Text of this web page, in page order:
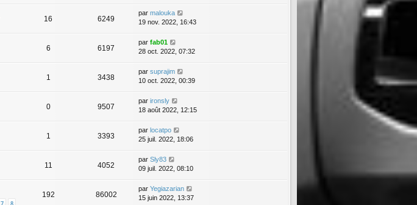
16 6249
par malouka
19 nov. 2022, 16:43
6 6197
par fab01
28 oct. 2022, 07:32
1 3438
par suprajim
10 oct. 2022, 00:39
0 9507
par ironsly
18 août 2022, 12:15
1 3393
par locatpo
25 juil. 2022, 18:06
11 4052
par Sly83
09 juil. 2022, 08:10
7 8
192 86002
par Yegiazarian
15 juin 2022, 13:37